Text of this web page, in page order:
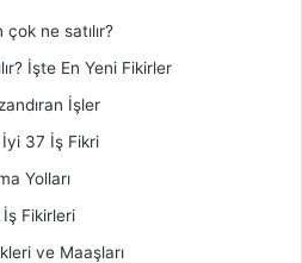
ne satılır?
İşte En Yeni Fikirler
İşler
İyi 37 İş Fikri
Yolları
İş Fikirleri
ve Maaşları